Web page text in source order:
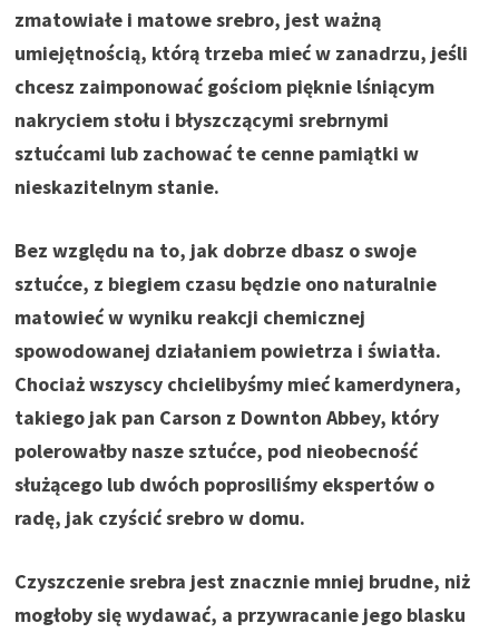
zmatowiałe i matowe srebro, jest ważną
umiejętnością, którą trzeba mieć w zanadrzu, jeśli
chcesz zaimponować gościom pięknie lśniącym
nakryciem stołu i błyszczącymi srebrnymi
sztućcami lub zachować te cenne pamiątki w
nieskazitelnym stanie.
Bez względu na to, jak dobrze dbasz o swoje
sztućce, z biegiem czasu będzie ono naturalnie
matowieć w wyniku reakcji chemicznej
spowodowanej działaniem powietrza i światła.
Chociaż wszyscy chcielibyśmy mieć kamerdynera,
takiego jak pan Carson z Downton Abbey, który
polerowałby nasze sztućce, pod nieobecność
służącego lub dwóch poprosiliśmy ekspertów o
radę, jak czyścić srebro w domu.
Czyszczenie srebra jest znacznie mniej brudne, niż
mogłoby się wydawać, a przywracanie jego blasku